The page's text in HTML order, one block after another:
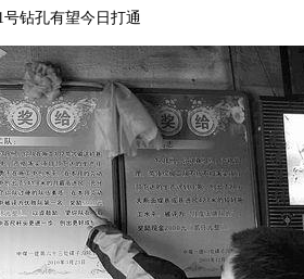
号钻孔有望今日打通